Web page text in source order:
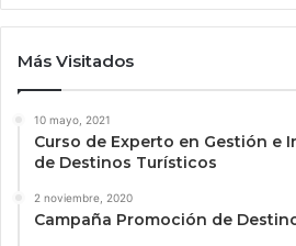
Más Visitados
10 mayo, 2021
Curso de Experto en Gestión e
de Destinos Turísticos
2 noviembre, 2020
Campaña Promoción de